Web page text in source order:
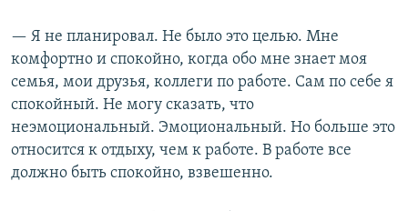
— Я не планировал. Не было это целью. Мне
комфортно и спокойно, когда обо мне знает моя
семья, мои друзья, коллеги по работе. Сам по себе я
спокойный. Не могу сказать, что
неэмоциональный. Эмоциональный. Но больше это
относится к отдыху, чем к работе. В работе все
должно быть спокойно, взвешенно.